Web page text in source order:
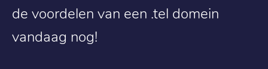
de voordelen van een .tel domein
vandaag nog!